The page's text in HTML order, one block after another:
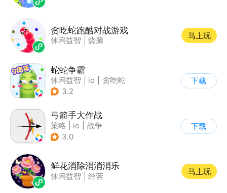
贪吃蛇跑酷对战游戏
休闲益智 烧脑
马上玩
蛇蛇争霸
休闲益智 io
贪吃蛇
| 白日梦
3.2
下载
弓箭手大作战
策略 io
战争
| 非对称竞技
3.0
下载
鲜花消除消消消乐
休闲益智 经营
马上玩